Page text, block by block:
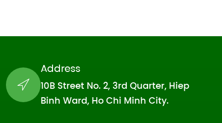
Address
10B Street No. 2, 3rd Quarter, Hiep
Binh Ward, Ho Chi Minh City.